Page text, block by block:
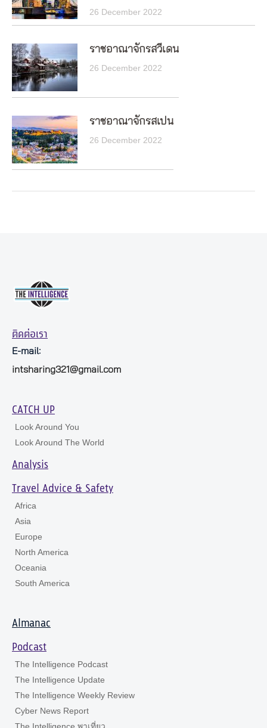
26 December 2022
ราชอาณาจักรสวีเดน
26 December 2022
ราชอาณาจักรสเปน
26 December 2022
ติดต่อเรา
E-mail:
intsharing321@gmail.com
CATCH UP
Look Around You
Look Around The World
Analysis
Travel Advice & Safety
Africa
Asia
Europe
North America
Oceania
South America
Almanac
Podcast
The Intelligence Podcast
The Intelligence Update
The Intelligence Weekly Review
Cyber News Report